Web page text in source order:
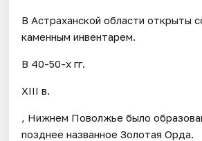
В Астраханской области открыты
каменным инвентарем.
В 40-50-х гг.
XIII в.
, Нижнем Поволжье было
позднее названное Золотая Орда.